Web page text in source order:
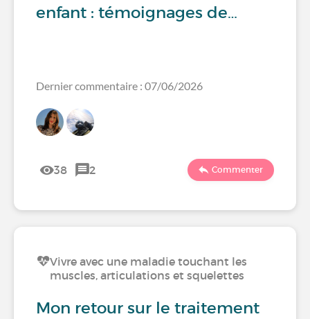
enfant : témoignages de…
Dernier commentaire : 07/06/2026
38 2 Commenter
Vivre avec une maladie touchant les
muscles, articulations et squelettes
Mon retour sur le traitement